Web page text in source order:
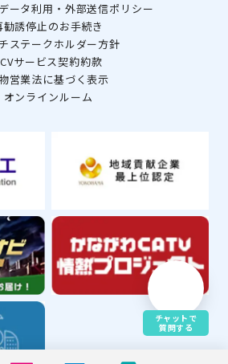
ータ利用・外部送信ポリシー
勧誘停止のお手続き
ステークホルダー方針
サービス契約約款
営業法に基づく表示
オンラインルーム
チャットで
質問する